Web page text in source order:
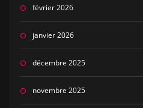
février 2026
janvier 2026
décembre 2025
novembre 2025